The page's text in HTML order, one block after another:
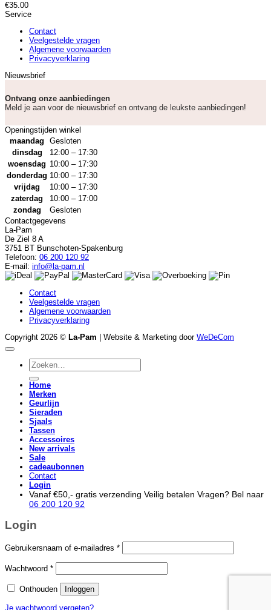
€35.00
Service
Contact
Veelgestelde vragen
Algemene voorwaarden
Privacyverklaring
Nieuwsbrief
Ontvang onze aanbiedingen
Meld je aan voor de nieuwsbrief en ontvang de leukste aanbiedingen!
Openingstijden winkel
maandag
Gesloten
dinsdag
12:00 – 17:30
woensdag 10:00 – 17:30
donderdag 10:00 – 17:30
vrijdag
10:00 – 17:30
zaterdag
10:00 – 17:00
zondag
Gesloten
Contactgegevens
La-Pam
De Ziel 8 A
3751 BT Bunschoten-Spakenburg
Telefoon: 06 200 120 92
E-mail: info@la-pam.nl
Contact
Veelgestelde vragen
Algemene voorwaarden
Privacyverklaring
Copyright 2026 © La-Pam | Website & Marketing door WeDeCom
Zoeken
naar:
Home
Merken
Geurlijn
Sieraden
Sjaals
Tassen
Accessoires
New arrivals
Sale
cadeaubonnen
Contact
Login
Vanaf €50,- gratis verzending Veilig betalen Vragen? Bel naar
06 200 120 92
Login
Gebruikersnaam of e-mailadres *Vereist
Wachtwoord *Vereist
Onthouden Inloggen
Je wachtwoord vergeten?